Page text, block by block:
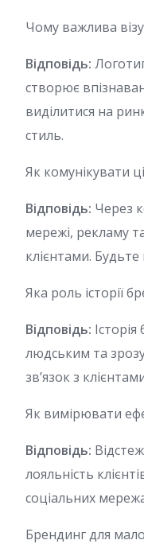
Чому важлива
Відповідь:
створює
виділитися на
стиль.
Як комунікувати
Відповідь: Через
мережі, рекламу
клієнтами. Будьте
Яка роль історії
Відповідь:
людським та
зв’язок з
Як вимірювати
Відповідь:
лояльність
соціальних
Брендинг для